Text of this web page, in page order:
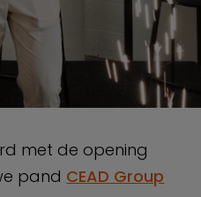
met de opening
pand CEAD Group